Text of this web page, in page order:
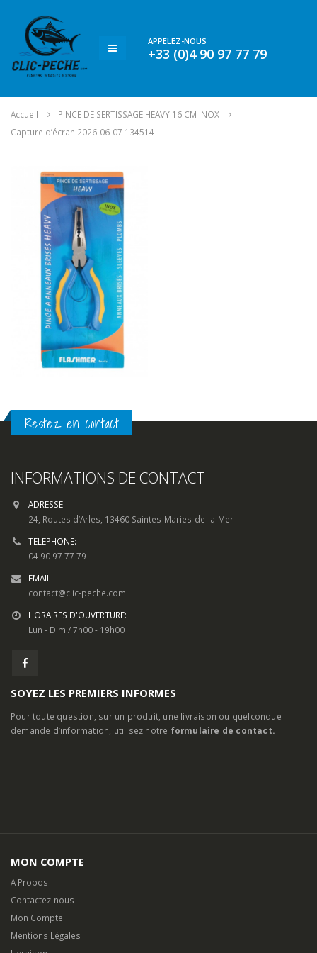
APPELEZ-NOUS
+33 (0)4 90 97 77 79
Accueil
PINCE DE SERTISSAGE HEAVY 16 CM INOX
Capture d’écran 2026-06-07 134514
Restez en contact
INFORMATIONS DE CONTACT
ADRESSE:
24, Routes d’Arles, 13460 Saintes-Maries-de-la-Mer
TELEPHONE:
04 90 97 77 79
EMAIL:
contact@clic-peche.com
HORAIRES D'OUVERTURE:
Lun - Dim / 7h00 - 19h00
SOYEZ LES PREMIERS INFORMES
Pour toute question, sur un produit, une livraison ou quelconque
demande d’information, utilisez notre formulaire de contact.
MON COMPTE
A Propos
Contactez-nous
Mon Compte
Mentions Légales